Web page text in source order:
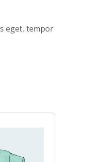
eget, tempor